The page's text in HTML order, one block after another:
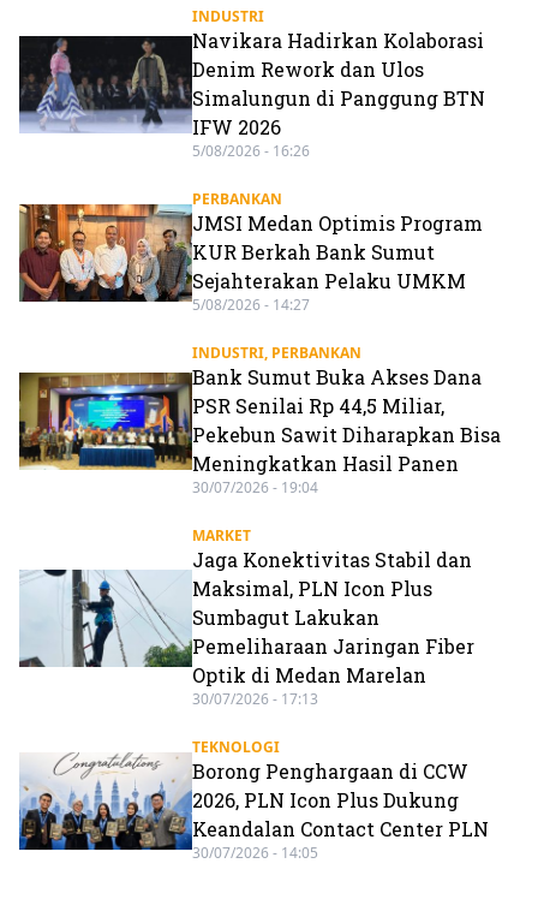
INDUSTRI
Navikara Hadirkan Kolaborasi
Denim Rework dan Ulos
Simalungun di Panggung BTN
IFW 2026
5/08/2026 - 16:26
PERBANKAN
JMSI Medan Optimis Program
KUR Berkah Bank Sumut
Sejahterakan Pelaku UMKM
5/08/2026 - 14:27
INDUSTRI, PERBANKAN
Bank Sumut Buka Akses Dana
PSR Senilai Rp 44,5 Miliar,
Pekebun Sawit Diharapkan Bisa
Meningkatkan Hasil Panen
30/07/2026 - 19:04
MARKET
Jaga Konektivitas Stabil dan
Maksimal, PLN Icon Plus
Sumbagut Lakukan
Pemeliharaan Jaringan Fiber
Optik di Medan Marelan
30/07/2026 - 17:13
TEKNOLOGI
Borong Penghargaan di CCW
2026, PLN Icon Plus Dukung
Keandalan Contact Center PLN
30/07/2026 - 14:05